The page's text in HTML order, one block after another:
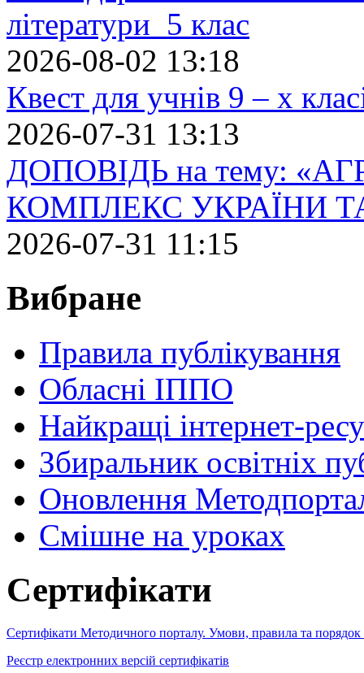
літератури 5 клас
2026-08-02 13:18
Квест для учнів 9 – х
2026-07-31 13:13
ДОПОВІДЬ на тему:
КОМПЛЕКС УКРАЇНИ
2026-07-31 11:15
Вибране
Правила публікування
Обласні ІППО
Найкращі інтернет-
Збиральник освітніх
Оновлення
Cмішне на уроках
Сертифікати
Сертифікати Методичного порталу. Умови, правила та порядок
Реєстр електронних версій сертифікатів